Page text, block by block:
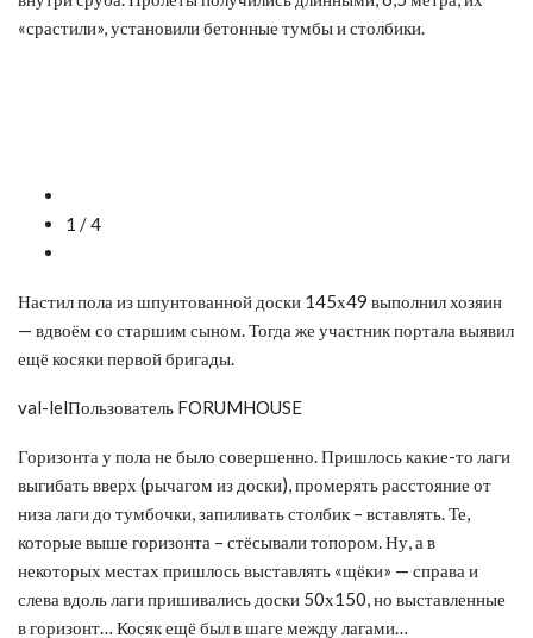
«срастили», установили бетонные тумбы и столбики.
1 / 4
Настил пола из шпунтованной доски 145х49 выполнил хозяин
— вдвоём со старшим сыном. Тогда же участник портала выявил
ещё косяки первой бригады.
val-lelПользователь FORUMHOUSE
Горизонта у пола не было совершенно. Пришлось какие-то лаги
выгибать вверх (рычагом из доски), промерять расстояние от
низа лаги до тумбочки, запиливать столбик – вставлять. Те,
которые выше горизонта – стёсывали топором. Ну, а в
некоторых местах пришлось выставлять «щёки» — справа и
слева вдоль лаги пришивались доски 50х150, но выставленные
в горизонт… Косяк ещё был в шаге между лагами…